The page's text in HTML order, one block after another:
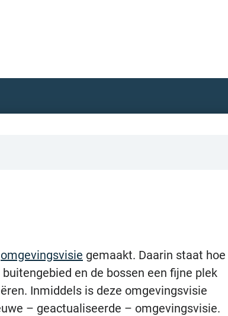
omgevingsvisie gemaakt. Daarin staat
en de bossen een fijne plek
Inmiddels is deze omgevingsvisie
– geactualiseerde – omgevingsvisie.